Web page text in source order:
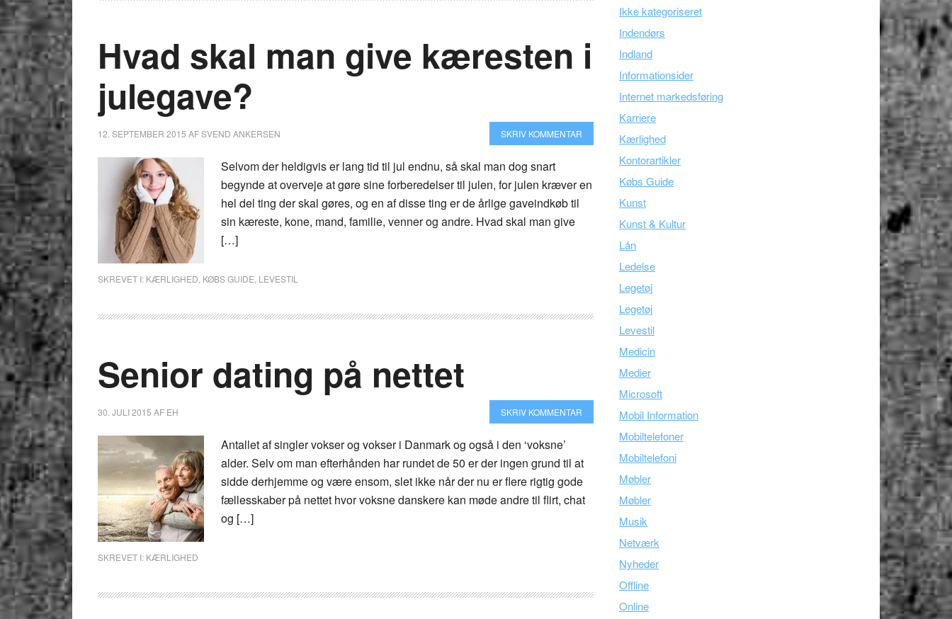
Hvad skal man give kæresten i
julegave?
12. SEPTEMBER 2015 AFSVEND ANKERSEN SKRIV KOMMENTAR
Selvom der heldigvis er lang tid til jul endnu, så skal man dog snart
begynde at overveje at gøre sine forberedelser til julen, for julen kræver en
hel del ting der skal gøres, og en af disse ting er de årlige gaveindkøb til
sin kæreste, kone, mand, familie, venner og andre. Hvad skal man give
[…]
SKREVET I: KÆRLIGHED KØBS GUIDE LEVESTIL
Senior dating på nettet
30. JULI 2015 AF EH SKRIV KOMMENTAR
Antallet af singler vokser og vokser i Danmark og også i den ‘voksne’
alder. Selv om man efterhånden har rundet de 50 er der ingen grund til at
sidde derhjemme og være ensom, slet ikke når der nu er flere rigtig gode
fællesskaber på nettet hvor voksne danskere kan møde andre til flirt, chat
og […]
SKREVET I: KÆRLIGHED
Ikke kategoriseret
Indendørs
Indland
Informationsider
Internet markedsføring
Karriere
Kærlighed
Kontorartikler
Købs Guide
Kunst
Kunst & Kultur
Lån
Ledelse
Legetøj
Legetøj
Levestil
Medicin
Medier
Microsoft
Mobil Information
Mobiltelefoner
Mobiltelefoni
Møbler
Møbler
Musik
Netværk
Nyheder
Offline
Online